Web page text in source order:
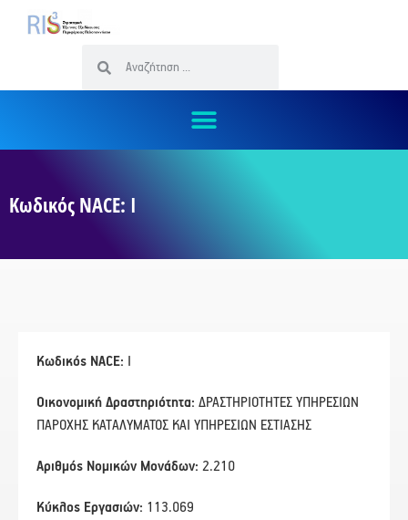
Κωδικός NACE: I
Κωδικός NACE:
Οικονομική Δραστηριότητα: ΔΡΑΣΤΗΡΙΟΤΗΤΕΣ ΥΠΗΡΕΣΙΩΝ
ΠΑΡΟΧΗΣ ΚΑΤΑΛΥΜΑΤΟΣ ΚΑΙ ΥΠΗΡΕΣΙΩΝ ΕΣΤΙΑΣΗΣ
Αριθμός Νομικών Μονάδων: 2.210
Κύκλος Εργασιών: 113.069